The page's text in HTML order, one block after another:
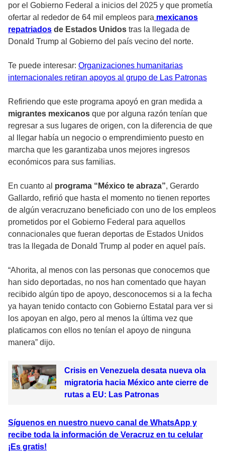
por el Gobierno Federal a inicios del 2025 y que prometía
ofertar al rededor de 64 mil empleos para mexicanos
repatriados de Estados Unidos tras la llegada de
Donald Trump al Gobierno del país vecino del norte.
Te puede interesar: Organizaciones humanitarias
internacionales retiran apoyos al grupo de Las Patronas
Refiriendo que este programa apoyó en gran medida a
migrantes mexicanos que por alguna razón tenían que
regresar a sus lugares de origen, con la diferencia de que
al llegar había un negocio o emprendimiento puesto en
marcha que les garantizaba unos mejores ingresos
económicos para sus familias.
En cuanto al programa “México te abraza”, Gerardo
Gallardo, refirió que hasta el momento no tienen reportes
de algún veracruzano beneficiado con uno de los empleos
prometidos por el Gobierno Federal para aquellos
connacionales que fueran deportas de Estados Unidos
tras la llegada de Donald Trump al poder en aquel país.
“Ahorita, al menos con las personas que conocemos que
han sido deportadas, no nos han comentado que hayan
recibido algún tipo de apoyo, desconocemos si a la fecha
ya hayan tenido contacto con Gobierno Estatal para ver si
los apoyan en algo, pero al menos la última vez que
platicamos con ellos no tenían el apoyo de ninguna
manera” dijo.
Crisis en Venezuela desata nueva ola
migratoria hacia México ante cierre de
rutas a EU: Las Patronas
Síguenos en nuestro nuevo canal de WhatsApp y
recibe toda la información de Veracruz en tu celular
¡Es gratis!